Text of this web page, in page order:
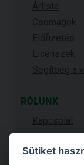
Árlista
Csomagok
Előfizetés
Licenszek
Segítség a
RÓLUNK
Kapcsolat
Helyi
Vásárlóink
Sütiket